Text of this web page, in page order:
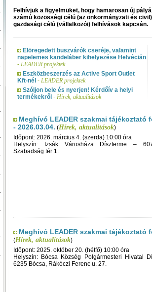
Felhívjuk a figyelmüket, hogy hamarosan új
számú közösségi célú (az önkormányzati és
gazdasági célú (vállalkozói) felhívások kapcsán.
Elöregedett buszvárók cseréje, valamint
napelemes kandeláber kihelyezése Helvécián
- LEADER projektek
Eszközbeszerzés az Active Sport Outlet
Kft-nél - LEADER projektek
Szóljon bele és nyerjen! Kérdőív a helyi
termékekről - Hírek, aktualitások
Meghívó LEADER szakmai tájékoztató
- 2026.03.04. (Hírek, aktualitások)
Időpont: 2026. március 4. (szerda) 10:00 óra
Helyszín: Izsák Városháza Díszterme –
Szabadság tér 1.
Meghívó LEADER szakmai tájékoztató
(Hírek, aktualitások)
Időpont: 2025. október 20. (hétfő) 10:00 óra
Helyszín: Bócsa Község Polgármesteri Hivatal
6235 Bócsa, Rákóczi Ferenc u. 27.